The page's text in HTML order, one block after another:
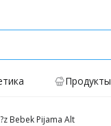
Продукты
Bebek Pijama Alt